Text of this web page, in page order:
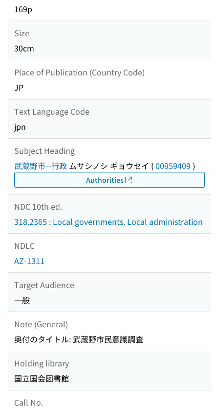
169p
Size
30cm
Place of Publication (Country Code)
JP
Text Language Code
jpn
Subject Heading
武蔵野市--行政 ムサシノシ ギョウセイ (00959409 )
Authorities
NDC 10th ed.
318.2365 : Local governments. Local administration
NDLC
AZ-1311
Target Audience
一般
Note (General)
奥付のタイトル: 武蔵野市民意識調査
Holding library
国立国会図書館
Call No.